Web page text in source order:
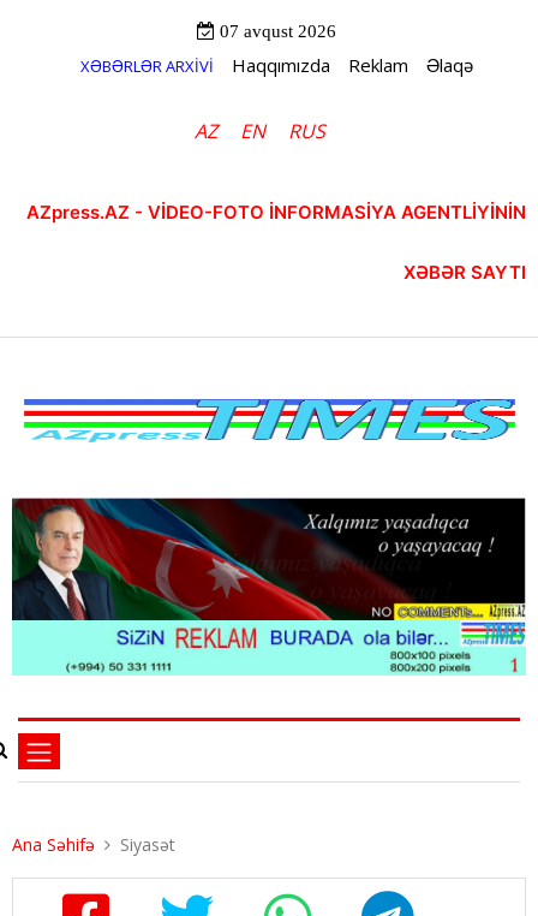
07 avqust 2026
XƏBƏRLƏR ARXİVİ Haqqımızda Reklam Əlaqə
AZ EN RUS
AZpress.AZ - VİDEO-FOTO İNFORMASİYA AGENTLİYİNİN
XƏBƏR SAYTI
Ana Səhifə Siyasət